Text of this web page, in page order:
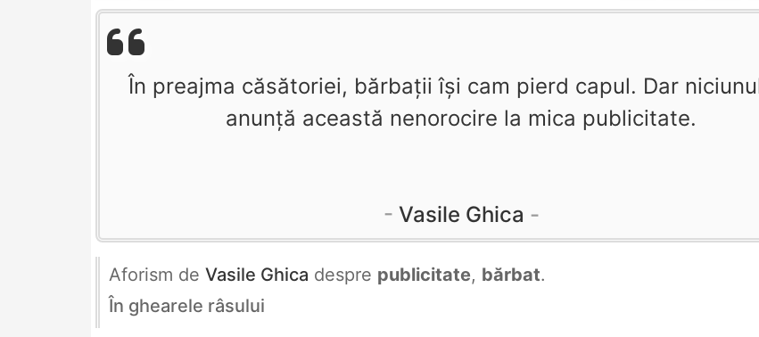
În preajma căsătoriei, bărbaţii îşi cam pierd capul. Dar
anunţă această nenorocire la mica publicitate.
Vasile Ghica
Aforism de Vasile Ghica despre publicitate, bărbat.
În ghearele râsului